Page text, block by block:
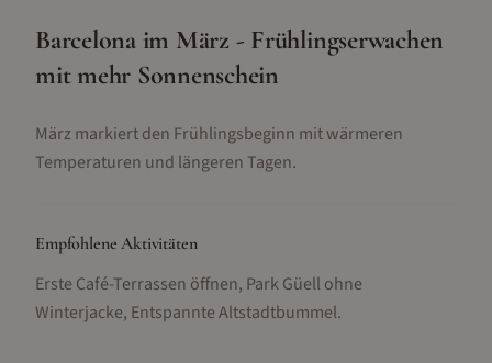
Barcelona im März - Frühlingserwachen
mit mehr Sonnenschein
März markiert den Frühlingsbeginn mit wärmeren
Temperaturen und längeren Tagen.
Empfohlene Aktivitäten
Erste Café-Terrassen öffnen, Park Güell ohne
Winterjacke, Entspannte Altstadtbummel.